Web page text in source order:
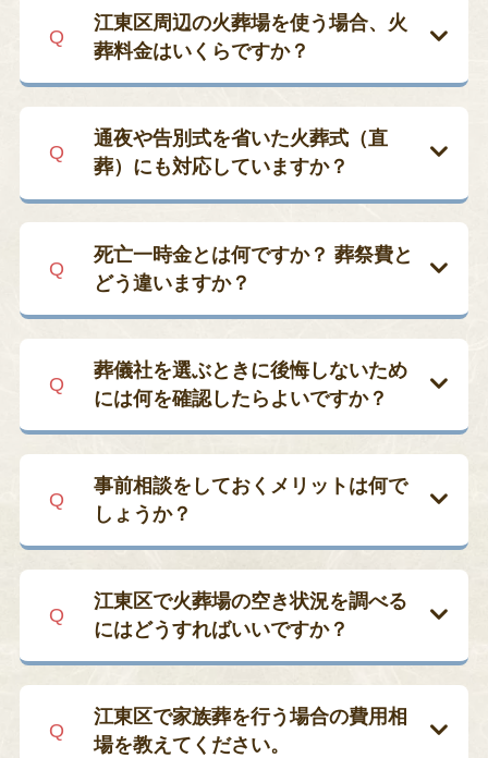
場併設型施設もご利用可能です。アクセ
スもよく、設備も整っているため、多く
の方に選ばれています。
ワンライフでは、ご家族の人数やご希望
の形式・ご予算に応じて、最適な式場や
談ください。
の写しや領収書、口座情報などを提出し
ます。申請書の書き方や必要書類はワン
ライフが無料でサポートいたしますの
各区と提携する葬儀社が提供する、祭
壇・霊柩車・遺影写真などがセットにな
円といった料金設定が公表されています
。
ただし、式場使用料や火葬料、人件費な
民葬＋公営斎場利用で家族葬を行う場
合、総額で約40〜60万円程度になるケー
スが一般的です。
ワンライフは区民葬の「指定取扱業者」
ではありません が、区民葬儀券で利用で
きについても詳しくご説明しておりま
す。区民葬にするか通夜・家族葬にする
かでお迷いでしたら、比較見積りも可能
江東区周辺の火葬場を使う場合、火
葬料金はいくらですか？
江東区でのご葬儀では、臨海斎場・四ツ
木斎場・町屋斎場といった火葬場がよく
利用されます。斎場ごとに火葬料金が異
16,000円、12歳未満で12,000円で
す。江東区民であっても、特別な減
額制度などは設けられていません。
等」プランでは、大人が59,000円、
小人が32,300円となります。
円、小人は51,000円、特別室などは
さらに高額になるケースがありま
す。
いずれの火葬場でも、火葬料とは別に式
場使用料や控室料などが発生します。そ
のため、葬儀の総額を正確に把握するに
は、火葬料を含めたトータル費用の確認
が大切です。
ワンライフでは、火葬料や施設使用料を
通夜や告別式を省いた火葬式（直
葬）にも対応していますか？
はい、対応しています。ワンライフの直
葬プランは搬送・48 時間のご安置・火葬
手続き・骨壺までを含み、総額 14～25
もできますので、まずはお気軽にご相談
ください。
死亡一時金とは何ですか？ 葬祭費と
どう違いますか？
以上加入し、かつ遺族基礎年金の受給対
象とならない場合に支給される給付金で
は死亡日の翌日から2年以内です。
一方、 葬祭費（または葬祭補助金）は、
故人が国民健康保険または後期高齢者医
った方（喪主など）に対して支給される
補助金です。一般的に5万円程度
とえば江東区では一律5万円が支給され
ます。こちらも申請期限は死亡日翌日か
ら2年以内です。
葬儀社を選ぶときに後悔しないため
には何を確認したらよいですか？
事前相談ができるか、スタッフの説明が
丁寧かを必ずチェックしてください。ま
携がスムーズでアフターサポートも受け
やすく安心です。ワンライフは江東区を
中心に活動し、事前相談から葬儀後の供
で対応しています。
事前相談をしておくメリットは何で
しょうか？
費用や葬儀の流れを事前に把握しておく
ことで、万一の際にも落ち着いて手配が
でき、精神的な負担を軽減できます。ま
人の希望と違った」というような後悔を
防ぐことにもつながります。
江東区で火葬場の空き状況を調べる
にはどうすればいいですか？
火葬場の空き枠は一般公開されておら
ず、葬儀社を通じて確認する仕組みで
す。ご希望の日時がある場合は、できる
江東区で家族葬を行う場合の費用相
場を教えてください。